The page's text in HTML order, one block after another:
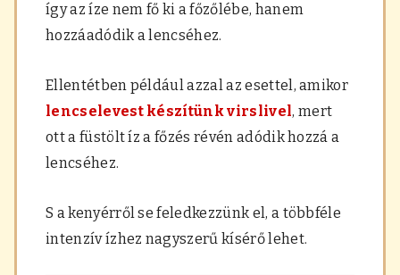
így az íze nem fő ki a főzőlébe, hanem
hozzáadódik a lencséhez.
Ellentétben például azzal az esettel, amikor
lencselevest készítünk virslivel, mert
ott a füstölt íz a főzés révén adódik hozzá a
lencséhez.
S a kenyérről se feledkezzünk el, a többféle
intenzív ízhez nagyszerű kísérő lehet.